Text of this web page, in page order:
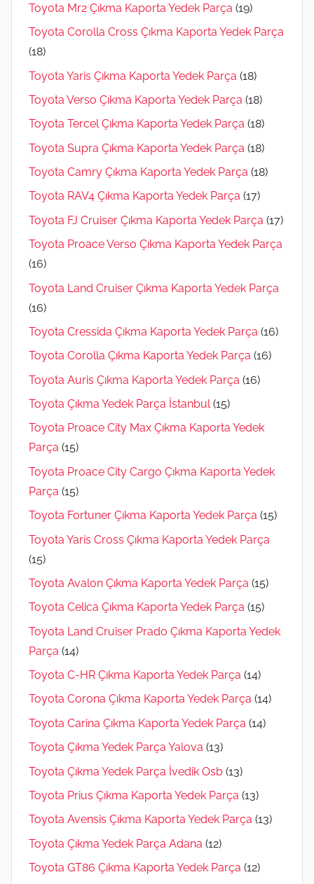
Toyota Mr2 Çıkma Kaporta Yedek Parça (19)
Toyota Corolla Cross Çıkma Kaporta Yedek Parça
(18)
Toyota Yaris Çıkma Kaporta Yedek Parça (18)
Toyota Verso Çıkma Kaporta Yedek Parça (18)
Toyota Tercel Çıkma Kaporta Yedek Parça (18)
Toyota Supra Çıkma Kaporta Yedek Parça (18)
Toyota Camry Çıkma Kaporta Yedek Parça (18)
Toyota RAV4 Çıkma Kaporta Yedek Parça (17)
Toyota FJ Cruiser Çıkma Kaporta Yedek Parça (17)
Toyota Proace Verso Çıkma Kaporta Yedek Parça
(16)
Toyota Land Cruiser Çıkma Kaporta Yedek Parça
(16)
Toyota Cressida Çıkma Kaporta Yedek Parça (16)
Toyota Corolla Çıkma Kaporta Yedek Parça (16)
Toyota Auris Çıkma Kaporta Yedek Parça (16)
Toyota Çıkma Yedek Parça İstanbul (15)
Toyota Proace City Max Çıkma Kaporta Yedek
Parça (15)
Toyota Proace City Cargo Çıkma Kaporta Yedek
Parça (15)
Toyota Fortuner Çıkma Kaporta Yedek Parça (15)
Toyota Yaris Cross Çıkma Kaporta Yedek Parça
(15)
Toyota Avalon Çıkma Kaporta Yedek Parça (15)
Toyota Celica Çıkma Kaporta Yedek Parça (15)
Toyota Land Cruiser Prado Çıkma Kaporta Yedek
Parça (14)
Toyota C-HR Çıkma Kaporta Yedek Parça (14)
Toyota Corona Çıkma Kaporta Yedek Parça (14)
Toyota Carina Çıkma Kaporta Yedek Parça (14)
Toyota Çıkma Yedek Parça Yalova (13)
Toyota Çıkma Yedek Parça İvedik Osb (13)
Toyota Prius Çıkma Kaporta Yedek Parça (13)
Toyota Avensis Çıkma Kaporta Yedek Parça (13)
Toyota Çıkma Yedek Parça Adana (12)
Toyota GT86 Çıkma Kaporta Yedek Parça (12)